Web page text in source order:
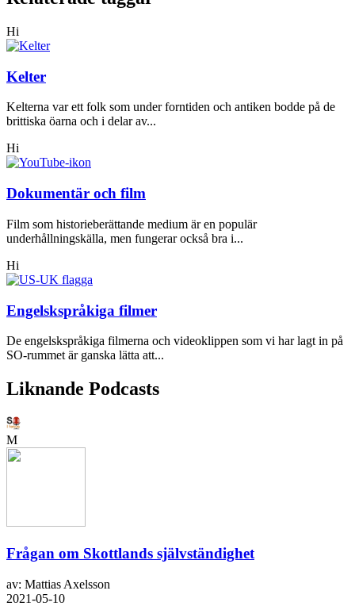
Hi
Kelter
Kelterna var ett folk som under forntiden och antiken bodde på de
brittiska öarna och i delar av...
Hi
Dokumentär och film
Film som historieberättande medium är en populär
underhållningskälla, men fungerar också bra i...
Hi
Engelskspråkiga filmer
De engelskspråkiga filmerna och videoklippen som vi har lagt in på
SO-rummet är ganska lätta att...
Liknande Podcasts
M
Frågan om Skottlands självständighet
av: Mattias Axelsson
2021-05-10